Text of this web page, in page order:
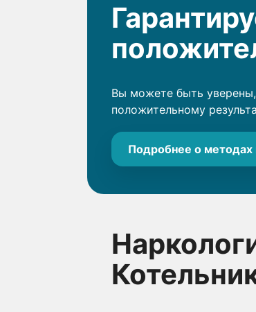
Вы можете быть
положительному
Подробнее о методах